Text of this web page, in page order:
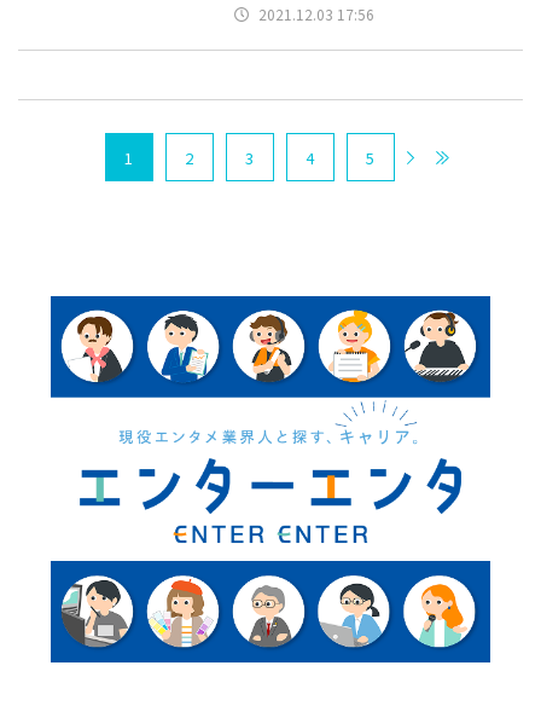
2021.12.03 17:56
1 2 3 4 5